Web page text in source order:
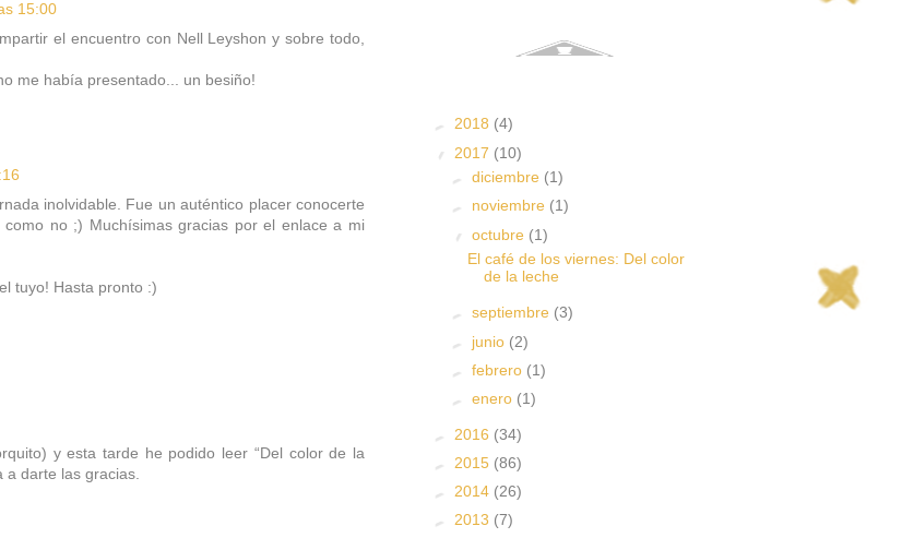
15:00
el encuentro con Nell Leyshon y sobre todo,
me había presentado... un besiño!
inolvidable. Fue un auténtico placer conocerte
no ;) Muchísimas gracias por el enlace a mi
tuyo! Hasta pronto :)
y esta tarde he podido leer “Del color de la
a darte las gracias.
► 2018 (4)
▼ 2017 (10)
►diciembre (1)
► noviembre (1)
▼octubre (1)
El café de los viernes: Del color
de la leche
►septiembre (3)
► junio (2)
►febrero (1)
►enero (1)
► 2016 (34)
► 2015 (86)
► 2014 (26)
► 2013 (7)